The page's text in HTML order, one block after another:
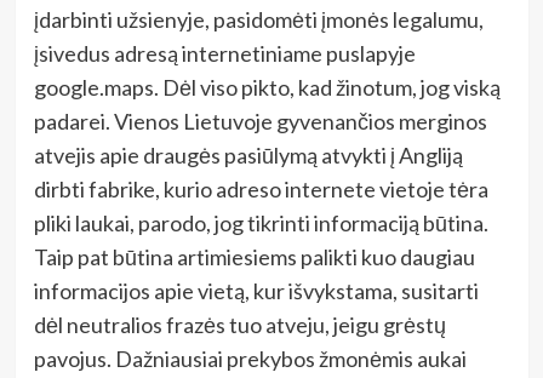
įdarbinti užsienyje, pasidomėti įmonės legalumu,
įsivedus adresą internetiniame puslapyje
google.maps. Dėl viso pikto, kad žinotum, jog viską
padarei. Vienos Lietuvoje gyvenančios merginos
atvejis apie draugės pasiūlymą atvykti į Angliją
dirbti fabrike, kurio adreso internete vietoje tėra
pliki laukai, parodo, jog tikrinti informaciją būtina.
Taip pat būtina artimiesiems palikti kuo daugiau
informacijos apie vietą, kur išvykstama, susitarti
dėl neutralios frazės tuo atveju, jeigu grėstų
pavojus. Dažniausiai prekybos žmonėmis aukai